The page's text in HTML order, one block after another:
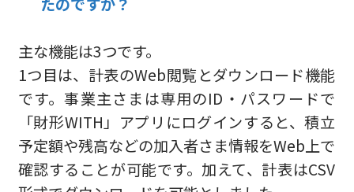
主な機能は3つです。
1つ目は、計表のWeb閲覧とダウンロード機能
です。事業主さまは専用のID・パスワードで
「財形WITH」アプリにログインすると、積立
予定額や残高などの加入者さま情報をWeb上で
確認することが可能です。加えて、計表はCSV